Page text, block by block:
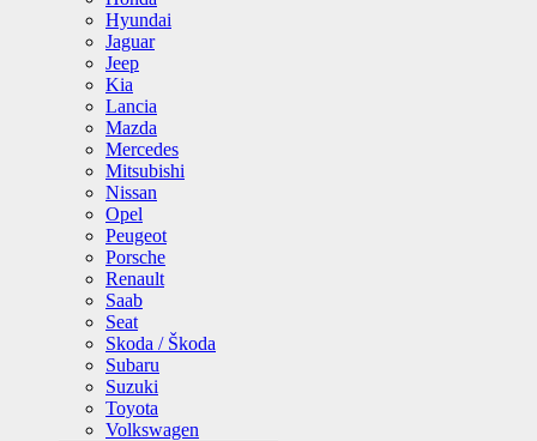
Hyundai
Jaguar
Jeep
Kia
Lancia
Mazda
Mercedes
Mitsubishi
Nissan
Opel
Peugeot
Porsche
Renault
Saab
Seat
Skoda / Škoda
Subaru
Suzuki
Toyota
Volkswagen